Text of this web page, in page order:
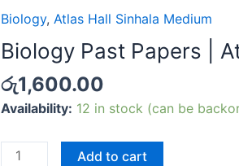
Biology, Atlas Hall Sinhala Medium
Biology Past Papers |
රු1,600.00
Availability: 12 in stock (can be
Add to cart